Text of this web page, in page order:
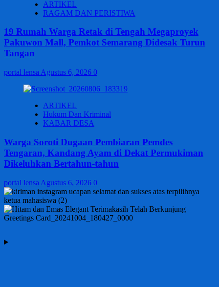
ARTIKEL
RAGAM DAN PERISTIWA
19 Rumah Warga Retak di Tengah Megaproyek
Pakuwon Mall, Pemkot Semarang Didesak Turun
Tangan
portal lensa Agustus 6, 2026 0
ARTIKEL
Hukum Dan Kriminal
KABAR DESA
Warga Soroti Dugaan Pembiaran Pemdes
Tengaran, Kandang Ayam di Dekat Permukiman
Dikeluhkan Bertahun-tahun
portal lensa Agustus 6, 2026 0